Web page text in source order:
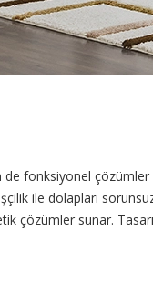
fonksiyonel çözümler
ile dolapları
çözümler sunar.